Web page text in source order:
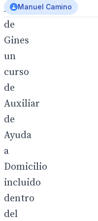
Ayuntamiento
de
Gines
un
curso
de
Auxiliar
de
Ayuda
a
Domicilio
incluido
dentro
del
Manuel Camino